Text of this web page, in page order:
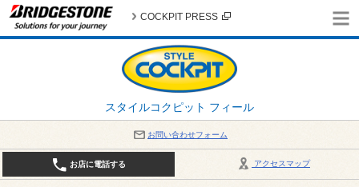
スタイルコクピット フィール
COCKPIT PRESS
お問い合わせフォーム
アクセスマップ
お店に電話する